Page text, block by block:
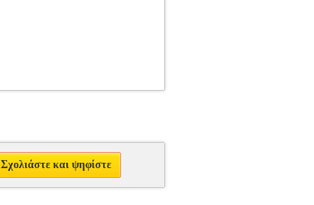
Σχολιάστε και ψηφίστε